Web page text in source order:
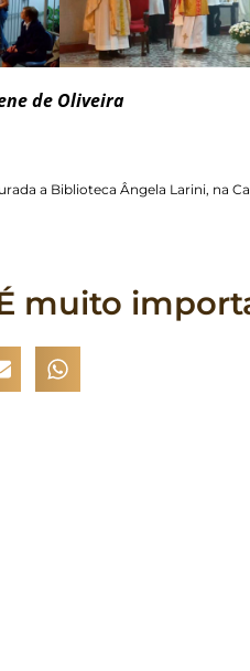
de Oliveira
a Biblioteca Ângela Larini, na
muito